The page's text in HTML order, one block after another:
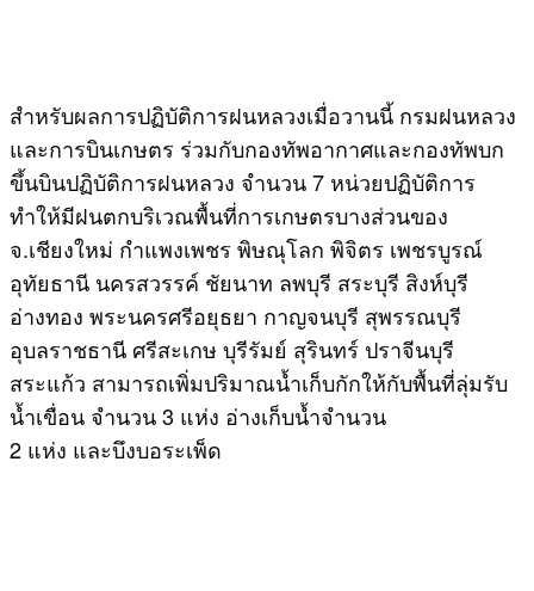
สำหรับผลการปฏิบัติการฝนหลวงเมื่อวานนี้ กรมฝนหลวง
และการบินเกษตร ร่วมกับกองทัพอากาศและกองทัพบก
ขึ้นบินปฏิบัติการฝนหลวง จำนวน 7 หน่วยปฏิบัติการ
ทำให้มีฝนตกบริเวณพื้นที่การเกษตรบางส่วนของ
จ.เชียงใหม่ กำแพงเพชร พิษณุโลก พิจิตร เพชรบูรณ์
อุทัยธานี นครสวรรค์ ชัยนาท ลพบุรี สระบุรี สิงห์บุรี
อ่างทอง พระนครศรีอยุธยา กาญจนบุรี สุพรรณบุรี
อุบลราชธานี ศรีสะเกษ บุรีรัมย์ สุรินทร์ ปราจีนบุรี
สระแก้ว สามารถเพิ่มปริมาณน้ำเก็บกักให้กับพื้นที่ลุ่มรับ
น้ำเขื่อน จำนวน 3 แห่ง อ่างเก็บน้ำจำนวน
2 แห่ง และบึงบอระเพ็ด